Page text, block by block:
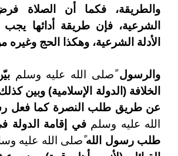
والطريقة، فكما أن الصلاة
الشرعية، فإن طريقة أدائها
الأدلة الشرعية، وهكذا الحج وغيره
والرسولًصلى الله عليه وسلم
الخلافة (الدولة الإسلامية) وبين
عن طريق طلب النصرة كما فعل
الله عليه وسلمفي إقامة الدولة
طلب رسول اللهًصلى الله عليه